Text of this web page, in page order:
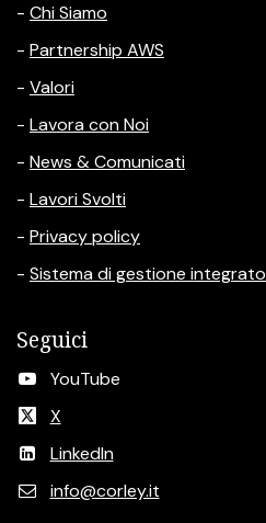
- Chi Siamo
- Partnership AWS
- Valori
- Lavora con Noi
- News & Comunicati
- Lavori Svolti
- Privacy policy
- Sistema di gestione integrato
Seguici
YouTube
X
LinkedIn
info@corley.it